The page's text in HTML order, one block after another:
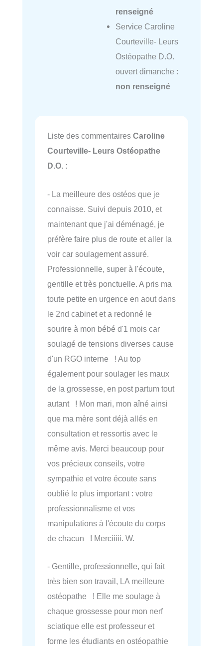
renseigné
Service Caroline
Courteville- Leurs
Ostéopathe D.O.
ouvert dimanche :
non renseigné
Liste des commentaires Caroline
Courteville- Leurs Ostéopathe
D.O. :
- La meilleure des ostéos que je
connaisse. Suivi depuis 2010, et
maintenant que j'ai déménagé, je
préfère faire plus de route et aller la
voir car soulagement assuré.
Professionnelle, super à l'écoute,
gentille et très ponctuelle. A pris ma
toute petite en urgence en aout dans
le 2nd cabinet et a redonné le
sourire à mon bébé d'1 mois car
soulagé de tensions diverses cause
d'un RGO interne ! Au top
également pour soulager les maux
de la grossesse, en post partum tout
autant ! Mon mari, mon aîné ainsi
que ma mère sont déjà allés en
consultation et ressortis avec le
même avis. Merci beaucoup pour
vos précieux conseils, votre
sympathie et votre écoute sans
oublié le plus important : votre
professionnalisme et vos
manipulations à l'écoute du corps
de chacun ! Merciiiii. W.
- Gentille, professionnelle, qui fait
très bien son travail, LA meilleure
ostéopathe ! Elle me soulage à
chaque grossesse pour mon nerf
sciatique elle est professeur et
forme les étudiants en ostéopathie